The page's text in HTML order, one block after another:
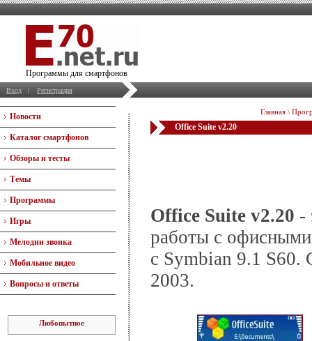
Программы для смартфонов
Вход | Регистрация
Новости
Каталог смартфонов
Обзоры и тесты
Темы
Программы
Игры
Мелодии звонка
Мобильное видео
Вопросы и ответы
Любопытное
Главная \
Office Suite v2.20
Office Suite v2.20 -
работы с
с Symbian 9.1
2003.